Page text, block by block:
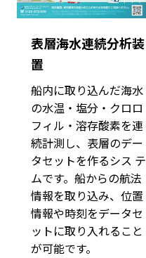
表層海水連続分析装
置
船内に取り込んだ海水
の水温・塩分・クロロ
フィル・溶存酸素を連
続計測し、表層のデー
タセットを作るシス テ
ムです。船からの航法
情報を取り込み、位置
情報や時刻をデータセ
ットに取り入れること
が可能です。